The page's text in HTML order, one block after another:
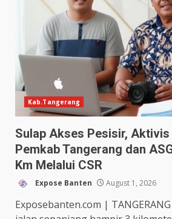
Kab.Tangerang
Sulap Akses Pesisir,
Pemkab Tangerang dan
Km Melalui CSR
Expose Banten August 1, 2026
Exposebanten.com |